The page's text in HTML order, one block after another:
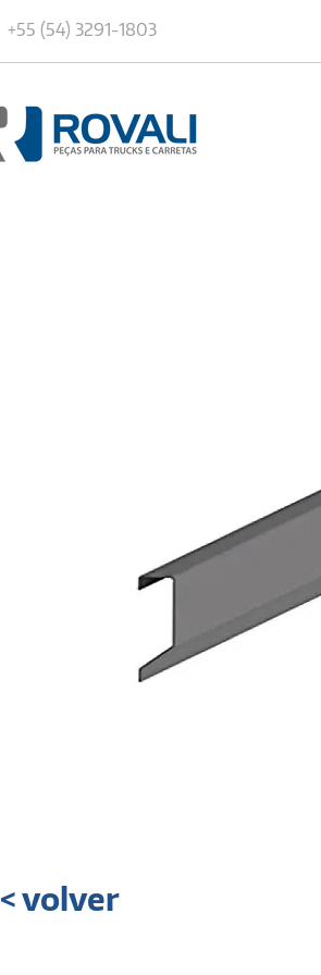
+55 (54) 3291-1803
< volver